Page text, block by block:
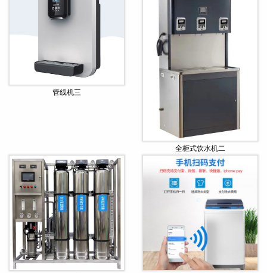
管线机三
全柜式饮水机二